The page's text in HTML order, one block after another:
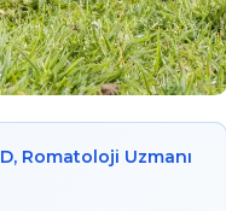
Romatoloji Uzmanı